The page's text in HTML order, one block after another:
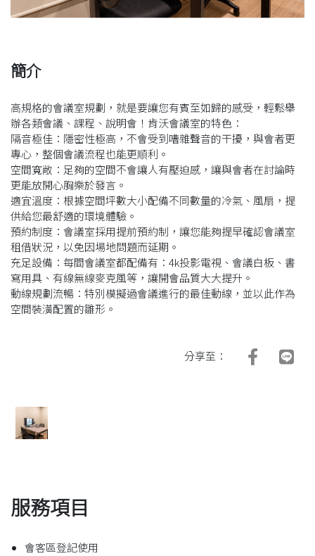
簡介
高規格的會議室規劃，就是要讓您有賓至如歸的感受，輕鬆舉
辦各類會議、課程、說明會！肯沃會議室的特色：
隔音極佳：隱密性極高，不會受到嘈雜聲音的干擾，與會者更
專心，整個會議流程也能更順利。
空間寬敞：足夠的空間不會讓人有壓迫感，讓與會者在討論時
更能放開心胸樂於發言。
適宜溫度：根據空間坪數大小配備不同數量的冷氣、風扇，提
供給您最舒適的環境體驗。
預約制度：會議室採用提前預約制，讓您能夠提早確認會議室
租借狀況，以免因場地問題而延期。
充足設備：每間會議室都配備有：4k投影電視、會議白板、書
寫用具、有線無線麥克風等，讓開會品質大大提升。
動線規劃流暢：特別模擬過會議進行的最佳動線，並以此作為
空間裝潢配置的雛形。
分享至：
服務項目
會客區登記使用